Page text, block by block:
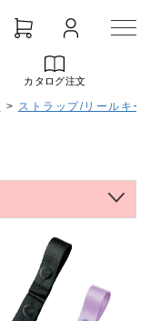
カタログ注文
> ストラップ/リールキー